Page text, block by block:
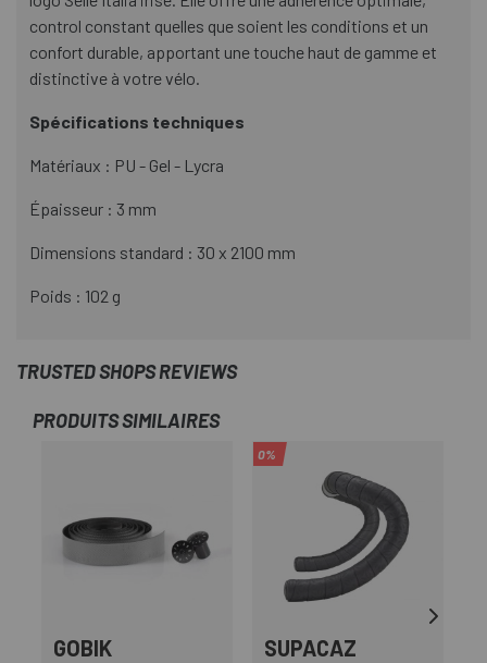
control constant quelles que soient les conditions et un
confort durable, apportant une touche haut de gamme et
distinctive à votre vélo.
Spécifications techniques
Matériaux : PU - Gel - Lycra
Épaisseur : 3 mm
Dimensions standard : 30 x 2100 mm
Poids : 102 g
TRUSTED SHOPS REVIEWS
PRODUITS SIMILAIRES
GOBIK
0%
SUPACAZ